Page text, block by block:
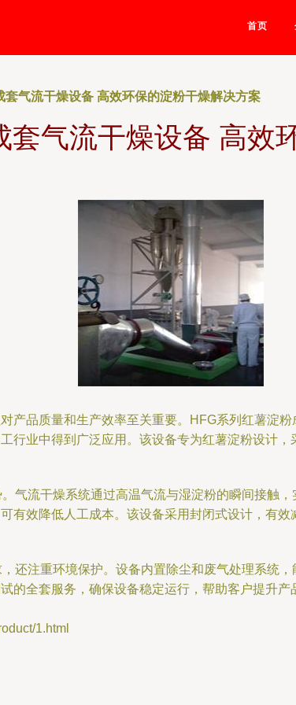
首页
套气流干燥设备 高效环保的淀粉干燥解决方案
套气流干燥设备 高效
产品质量和生产效率至关重要。HFG系列红薯淀
行业中得到广泛应用。该设备专为红薯淀粉设计
气流干燥系统通过高温气流与湿淀粉的瞬间接触
有效降低人工成本。该设备采用封闭式设计，有
还注重环境保护。设备内置除尘和废气处理系统
的全套服务，确保设备稳定运行，帮助客户提升
1.html